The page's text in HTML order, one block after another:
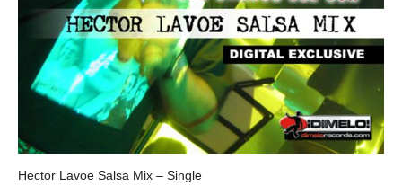
Hector Lavoe Salsa Mix – Single